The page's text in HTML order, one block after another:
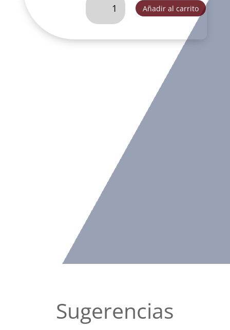
#
T610
Añadir al carrito
Sugerencias